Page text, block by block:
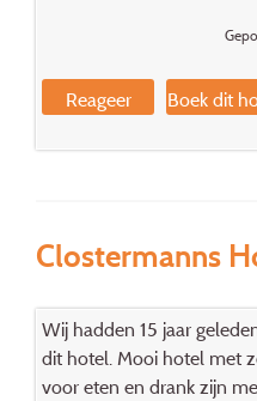
Reageer Boek dit
Clostermanns
Wij hadden 15 jaar
dit hotel. Mooi hotel met
voor eten en drank zijn